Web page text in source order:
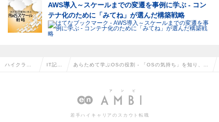
AWS導入～スケールまでの変遷を事例に学ぶ - コン
テナ化のために「みてね」が選んだ構築戦略
ハイクラス IT記事 あらためて学ぶOSの役割 - 「OSの気持ち」を知り、コ
若手ハイキャリアのスカウト転職